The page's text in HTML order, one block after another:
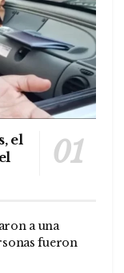
el
a una
fueron